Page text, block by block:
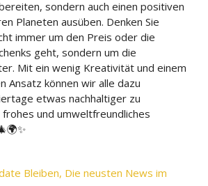
sondern auch einen positiven
Planeten ausüben. Denken Sie
immer um den Preis oder die
geht, sondern um die
Mit ein wenig Kreativität und einem
Ansatz können wir alle dazu
etwas nachhaltiger zu
und umweltfreundliches
Bleiben, Die neusten News im